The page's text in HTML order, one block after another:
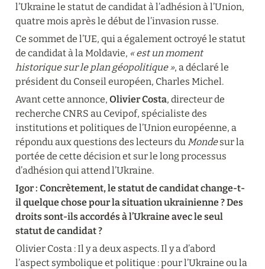
l’Ukraine le statut de candidat à l’adhésion à l’Union,
quatre mois après le début de l’invasion russe.
Ce sommet de l’UE, qui a également octroyé le statut
de candidat à la Moldavie, « est un moment
historique sur le plan géopolitique », a déclaré le
président du Conseil européen, Charles Michel.
Avant cette annonce, Olivier Costa, directeur de
recherche CNRS au Cevipof, spécialiste des
institutions et politiques de l’Union européenne, a
répondu aux questions des lecteurs du Monde sur la
portée de cette décision et sur le long processus
d’adhésion qui attend l’Ukraine.
Igor : Concrètement, le statut de candidat change-t-
il quelque chose pour la situation ukrainienne ? Des
droits sont-ils accordés à l’Ukraine avec le seul
statut de candidat ?
Olivier Costa : Il y a deux aspects. Il y a d’abord
l’aspect symbolique et politique : pour l’Ukraine ou la